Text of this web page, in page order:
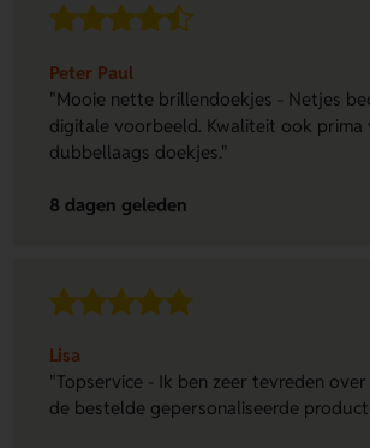
Peter Paul
"Mooie nette brillendoekjes - Netjes
digitale voorbeeld. Kwaliteit ook prima
dubbellaags doekjes."
8 dagen geleden
Lisa
"Topservice - Ik ben zeer tevreden
de bestelde gepersonaliseerde